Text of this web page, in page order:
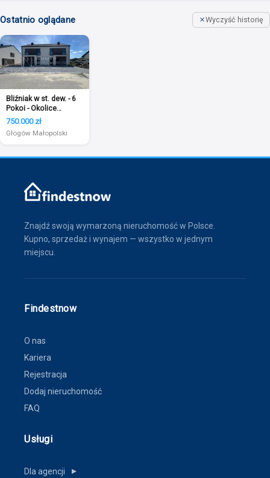
Ostatnio oglądane Wyczyść historię
Bliźniak w st. dew. - 6
Pokoi - Okolice
Jasionki !
750.000 zł
Głogów Małopolski
Znajdź swoją wymarzoną nieruchomość w Polsce.
Kupno, sprzedaż i wynajem — wszystko w jednym
miejscu.
Findestnow
O nas
Kariera
Rejestracja
Dodaj nieruchomość
FAQ
Usługi
Dla agencji ▼